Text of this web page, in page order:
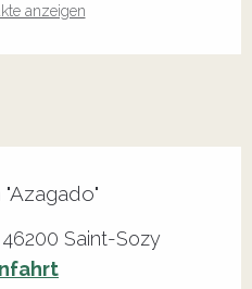
anzeigen
Saint-Sozy